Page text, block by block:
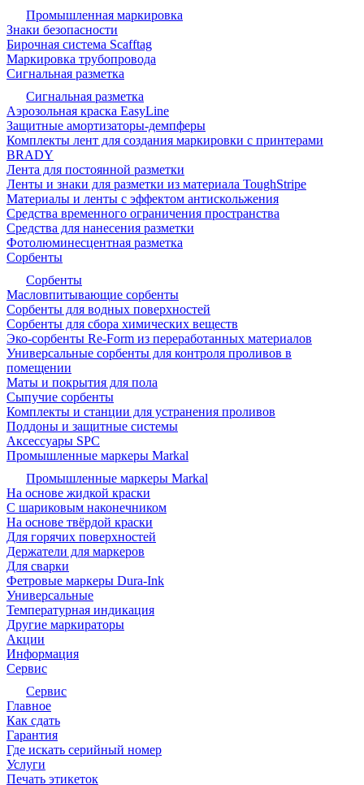
Промышленная маркировка
Знаки безопасности
Бирочная система Scafftag
Маркировка трубопровода
Сигнальная разметка
Сигнальная разметка
Аэрозольная краска EasyLine
Защитные амортизаторы-демпферы
Комплекты лент для создания маркировки с принтерами
BRADY
Лента для постоянной разметки
Ленты и знаки для разметки из материала ToughStripe
Материалы и ленты с эффектом антискольжения
Средства временного ограничения пространства
Средства для нанесения разметки
Фотолюминесцентная разметка
Сорбенты
Сорбенты
Масловпитывающие сорбенты
Сорбенты для водных поверхностей
Сорбенты для сбора химических веществ
Эко-сорбенты Re-Form из переработанных материалов
Универсальные сорбенты для контроля проливов в
помещении
Маты и покрытия для пола
Сыпучие сорбенты
Комплекты и станции для устранения проливов
Поддоны и защитные системы
Аксессуары SPC
Промышленные маркеры Markal
Промышленные маркеры Markal
На основе жидкой краски
С шариковым наконечником
На основе твёрдой краски
Для горячих поверхностей
Держатели для маркеров
Для сварки
Фетровые маркеры Dura-Ink
Универсальные
Температурная индикация
Другие маркираторы
Акции
Информация
Сервис
Сервис
Главное
Как сдать
Гарантия
Где искать серийный номер
Услуги
Печать этикеток